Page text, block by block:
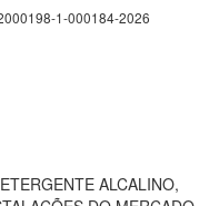
1-000184-2026
ALCALINO,